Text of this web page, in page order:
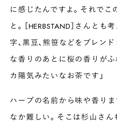
に感じたんですよ。それで
と。［HERBSTAND］さんとも
字、黒豆、熊笹などをブレン
な香りのあとに桜の香りがふ
カ陽気みたいなお茶です」
ハーブの名前から味や香り
なか難しい。そこは杉山さん